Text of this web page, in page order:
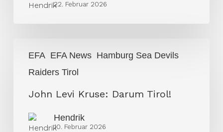
22. Februar 2026
EFA EFA News Hamburg Sea Devils
Raiders Tirol
Kruse:
John Levi Kruse: Darum Tirol!
Hendrik
10. Februar 2026